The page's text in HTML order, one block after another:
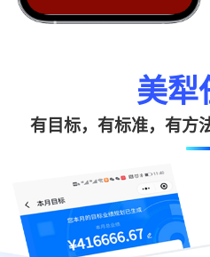
美犁
有目标，有标准，有方